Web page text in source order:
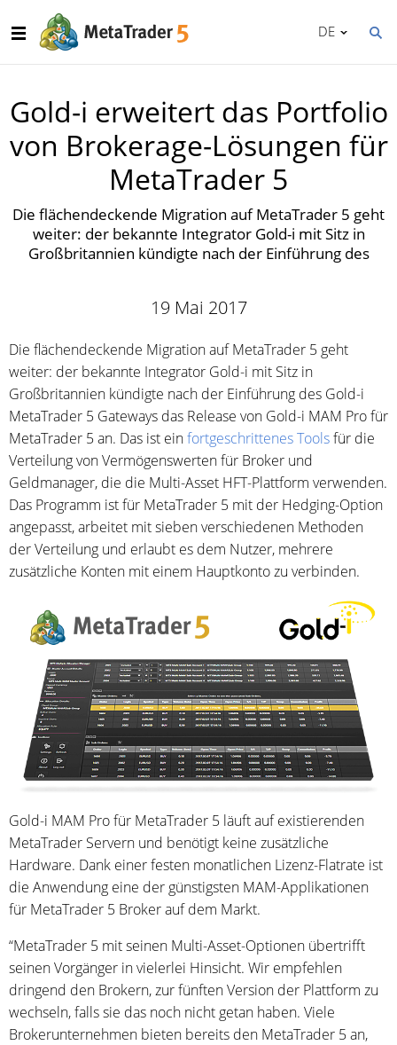
DE
Gold-i erweitert das Portfolio
von Brokerage-Lösungen für
MetaTrader 5
Die flächendeckende Migration auf MetaTrader 5 geht
weiter: der bekannte Integrator Gold-i mit Sitz in
Großbritannien kündigte nach der Einführung des
19 Mai 2017
Die flächendeckende Migration auf MetaTrader 5 geht
weiter: der bekannte Integrator Gold-i mit Sitz in
Großbritannien kündigte nach der Einführung des Gold-i
MetaTrader 5 Gateways das Release von Gold-i MAM Pro für
MetaTrader 5 an. Das ist einfortgeschrittenes Toolsfür die
Verteilung von Vermögenswerten für Broker und
Geldmanager, die die Multi-Asset HFT-Plattform verwenden.
Das Programm ist für MetaTrader 5 mit der Hedging-Option
angepasst, arbeitet mit sieben verschiedenen Methoden
der Verteilung und erlaubt es dem Nutzer, mehrere
zusätzliche Konten mit einem Hauptkonto zu verbinden.
Gold-i MAM Pro für MetaTrader 5 läuft auf existierenden
MetaTrader Servern und benötigt keine zusätzliche
Hardware. Dank einer festen monatlichen Lizenz-Flatrate ist
die Anwendung eine der günstigsten MAM-Applikationen
für MetaTrader 5 Broker auf dem Markt.
“MetaTrader 5 mit seinen Multi-Asset-Optionen übertrifft
seinen Vorgänger in vielerlei Hinsicht. Wir empfehlen
dringend den Brokern, zur fünften Version der Plattform zu
wechseln, falls sie das noch nicht getan haben. Viele
Brokerunternehmen bieten bereits den MetaTrader 5 an,